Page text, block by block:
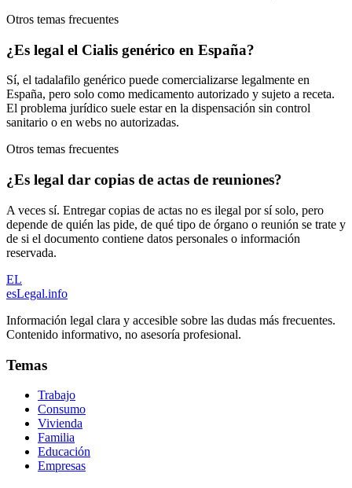
Otros temas frecuentes
¿Es legal el Cialis genérico en España?
Sí, el tadalafilo genérico puede comercializarse legalmente en
España, pero solo como medicamento autorizado y sujeto a receta.
El problema jurídico suele estar en la dispensación sin control
sanitario o en webs no autorizadas.
Otros temas frecuentes
¿Es legal dar copias de actas de reuniones?
A veces sí. Entregar copias de actas no es ilegal por sí solo, pero
depende de quién las pide, de qué tipo de órgano o reunión se trate y
de si el documento contiene datos personales o información
reservada.
EL
esLegal.info
Información legal clara y accesible sobre las dudas más frecuentes.
Contenido informativo, no asesoría profesional.
Temas
Trabajo
Consumo
Vivienda
Familia
Educación
Empresas